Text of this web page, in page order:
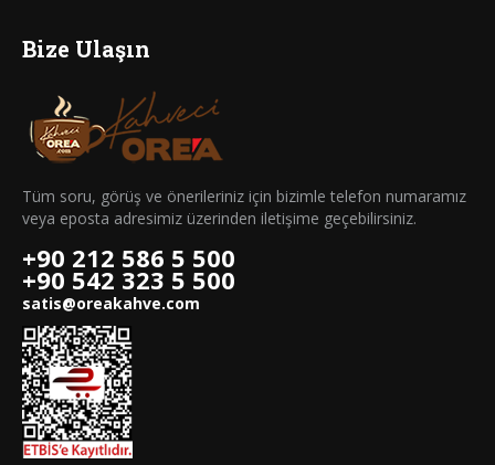
Bize Ulaşın
Tüm soru, görüş ve önerileriniz için bizimle telefon numaramız
veya eposta adresimiz üzerinden iletişime geçebilirsiniz.
+90 212 586 5 500
+90 542 323 5 500
satis@oreakahve.com